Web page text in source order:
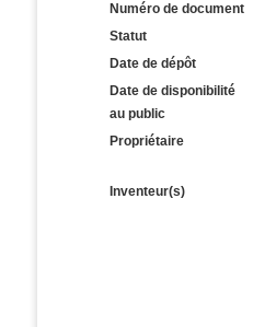
Numéro de document
Statut
Date de dépôt
Date de disponibilité
au public
Propriétaire
Inventeur(s)